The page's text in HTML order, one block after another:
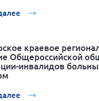
краевое
Общероссийской
инвалидов